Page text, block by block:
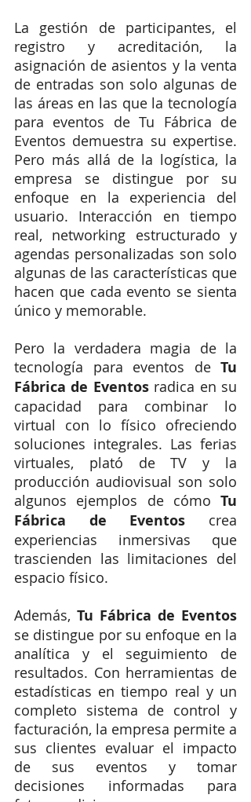
La gestión de participantes, el
registro y acreditación, la
asignación de asientos y la venta
de entradas son solo algunas de
las áreas en las que la tecnología
para eventos de Tu Fábrica de
Eventos demuestra su expertise.
Pero más allá de la logística, la
empresa se distingue por su
enfoque en la experiencia del
usuario. Interacción en tiempo
real, networking estructurado y
agendas personalizadas son solo
algunas de las características que
hacen que cada evento se sienta
único y memorable.
Pero la verdadera magia de la
tecnología para eventos de Tu
Fábrica de Eventos radica en su
capacidad para combinar lo
virtual con lo físico ofreciendo
soluciones integrales. Las ferias
virtuales, plató de TV y la
producción audiovisual son solo
algunos ejemplos de cómo Tu
Fábrica de Eventos crea
experiencias inmersivas que
trascienden las limitaciones del
espacio físico.
Además,
se distingue por su enfoque en la
analítica y el seguimiento de
resultados. Con herramientas de
estadísticas en tiempo real y un
completo sistema de control y
facturación, la empresa permite a
sus clientes evaluar el impacto
de sus eventos y tomar
decisiones informadas para